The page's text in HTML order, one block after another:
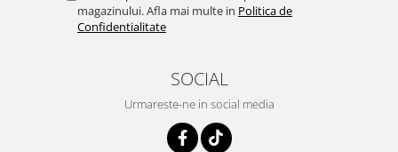
magazinului. Afla mai multe in Politica de
Confidentialitate
SOCIAL
Urmareste-ne in social media